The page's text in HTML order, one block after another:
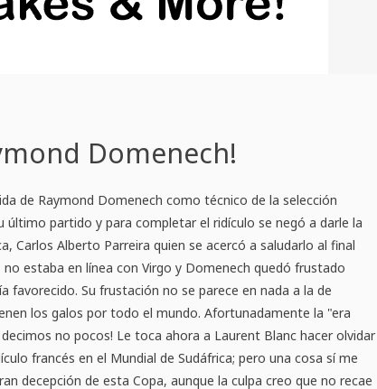
Domenech!
de Raymond Domenech como técnico de la selección
último partido y para completar el ridículo se negó a darle la
Carlos Alberto Parreira quien se acercó a saludarlo al final
estaba en línea con Virgo y Domenech quedó frustado
favorecido. Su frustación no se parece en nada a la de
los galos por todo el mundo. Afortunadamente la "era
no pocos! Le toca ahora a Laurent Blanc hacer olvidar
francés en el Mundial de Sudáfrica; pero una cosa sí me
decepción de esta Copa, aunque la culpa creo que no recae